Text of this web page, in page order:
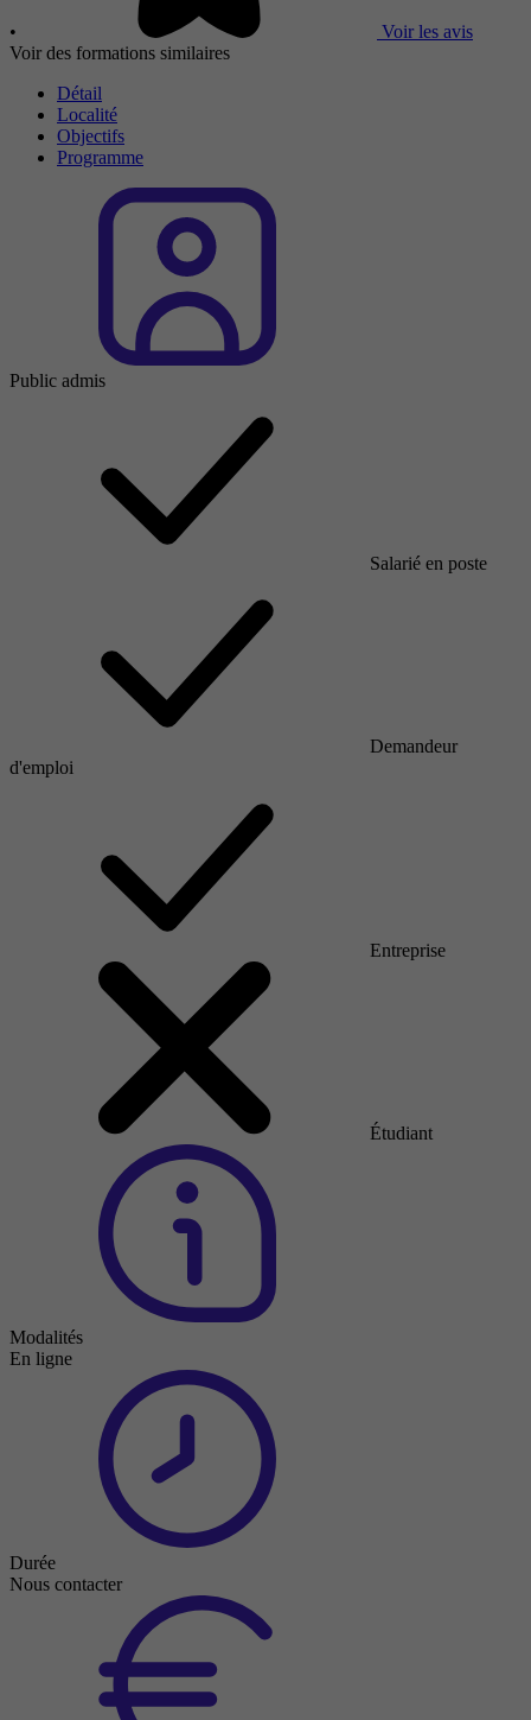
•
Voir les avis
Voir des formations similaires
Détail
Localité
Objectifs
Programme
Public admis
Salarié en poste
Demandeur
d'emploi
Entreprise
Étudiant
Modalités
En ligne
Durée
Nous contacter